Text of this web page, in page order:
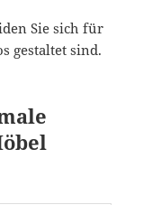
Sie sich für
gestaltet sind.